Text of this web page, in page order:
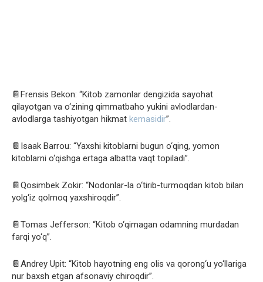
📔Frensis Bekon: “Kitob zamonlar dengizida sayohat
qilayotgan va o‘zining qimmatbaho yukini avlodlardan-
avlodlarga tashiyotgan hikmat kemasidir”.
📔Isaak Barrou: “Yaxshi kitoblarni bugun o‘qing, yomon
kitoblarni o‘qishga ertaga albatta vaqt topiladi”.
📔Qosimbek Zokir: “Nodonlar-la o‘tirib-turmoqdan kitob bilan
yolg‘iz qolmoq yaxshiroqdir”.
📔Tomas Jefferson: “Kitob o‘qimagan odamning murdadan
farqi yo‘q”.
📔Andrey Upit: “Kitob hayotning eng olis va qorong‘u yo‘llariga
nur baxsh etgan afsonaviy chiroqdir”.